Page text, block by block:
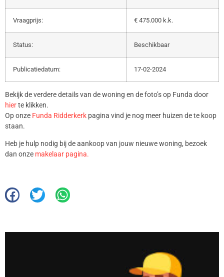
Vraagprijs: € 475.000 k.k.
Status: Beschikbaar
Publicatiedatum: 17-02-2024
Bekijk de verdere details van de woning en de foto’s op Funda door
hierte klikken.
Op onze Funda Ridderkerk pagina vind je nog meer huizen de te koop
staan.
Heb je hulp nodig bij de aankoop van jouw nieuwe woning, bezoek
dan onze makelaar pagina.